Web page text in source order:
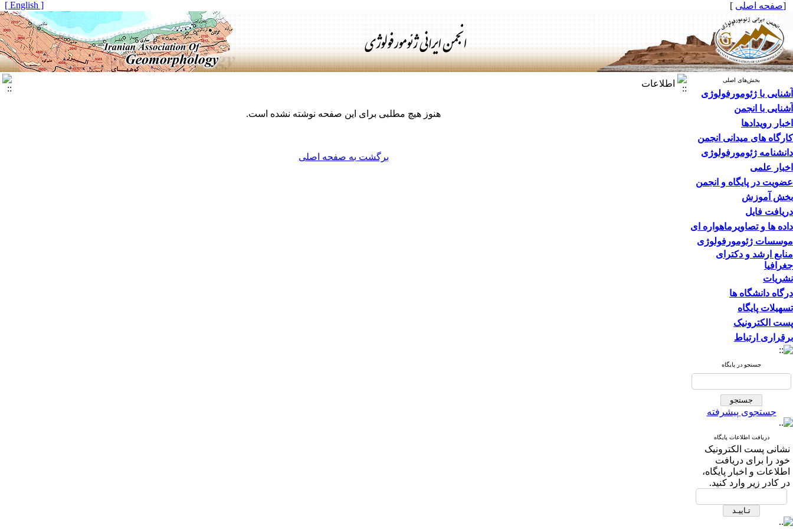
[صفحه اصلی ]
[ English ]
بخش‌های اصلی
آشنایی با ژئومورفولوژی
آشنایی با انجمن
اخبار رویدادها
کارگاه های میدانی انجمن
دانشنامه ژئومورفولوژی
اخبار علمی
عضویت در پایگاه و انجمن
بخش آموزش
دریافت فایل
داده ها و تصاویرماهواره ای
موسسات ژئومورفولوژی
منابع ارشد و دکترای
جغرافیا
نشریات
درگاه دانشگاه ها
تسهیلات پایگاه
پست الکترونیک
برقراری ارتباط
جستجو در پایگاه
جستجوی پیشرفته
دریافت اطلاعات پایگاه
نشانی پست الکترونیک
خود را برای دریافت
اطلاعات و اخبار پایگاه،
در کادر زیر وارد کنید.
اطلاعات
هنوز هیچ مطلبی برای این صفحه نوشته نشده است.
برگشت به صفحه اصلی